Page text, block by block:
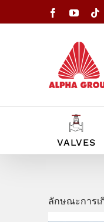
to
Facebook
VALVES
ลักษณะการเ